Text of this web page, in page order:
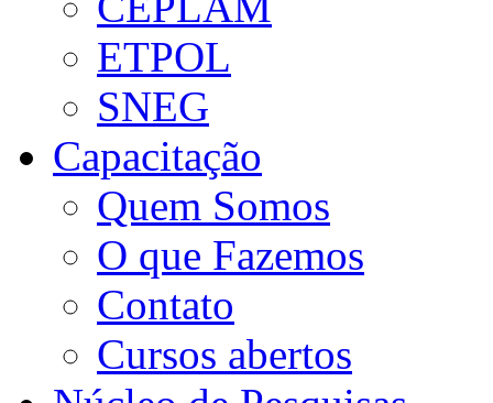
ETPOL
SNEG
Capacitação
Quem Somos
O que Fazemos
Contato
Cursos abertos